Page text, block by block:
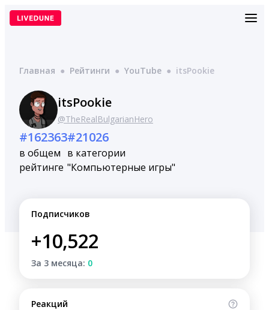
Перейти
Главная ● Рейтинги ● YouTube ● itsPookie
itsPookie
@TheRealBulgarianHero
#162363
в общем
рейтинге
#21026
в категории
"Компьютерные игры"
Подписчиков
+10,522
За 3 месяца: 0
Реакций